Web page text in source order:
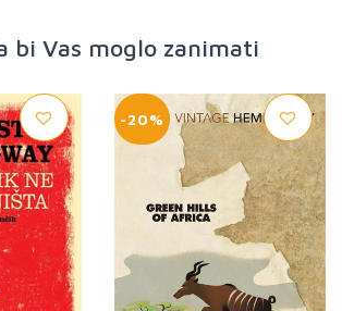
bi Vas moglo zanimati
-20%